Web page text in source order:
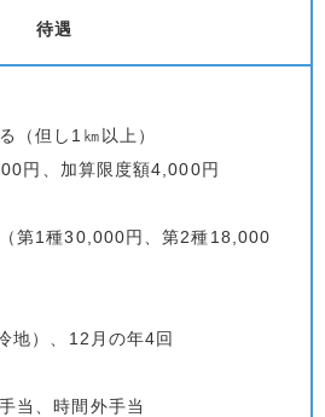
待遇
（但し1㎞以上）
円、加算限度額4,000円
第1種30,000円、第2種18,000
地）、12月の年4回
当、時間外手当